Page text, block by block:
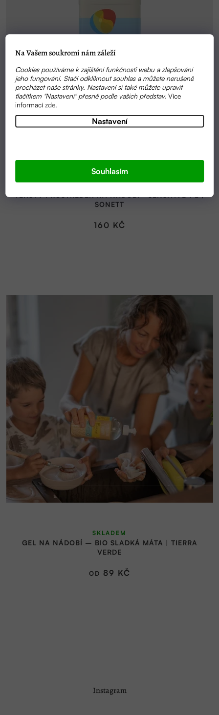
Na Vašem soukromí nám záleží
Cookies používáme k zajištění funkčnosti webu a zlepšování
jeho fungování. Stačí odkliknout souhlas a můžete nerušeně
procházet naše stránky. Nastavení si také můžete upravit
tlačítkem "Nastavení" přesně podle vašich představ.Více
informacízde.
Nastavení
Souhlasím
SONETT
160 KČ
GEL NA NÁDOBÍ – BIO SLADKÁ MÁTA | TIERRA
VERDE
SKLADEM
OD 89 KČ
Instagram